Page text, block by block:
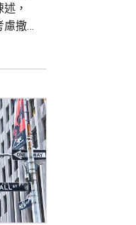
，
慮撒
宮